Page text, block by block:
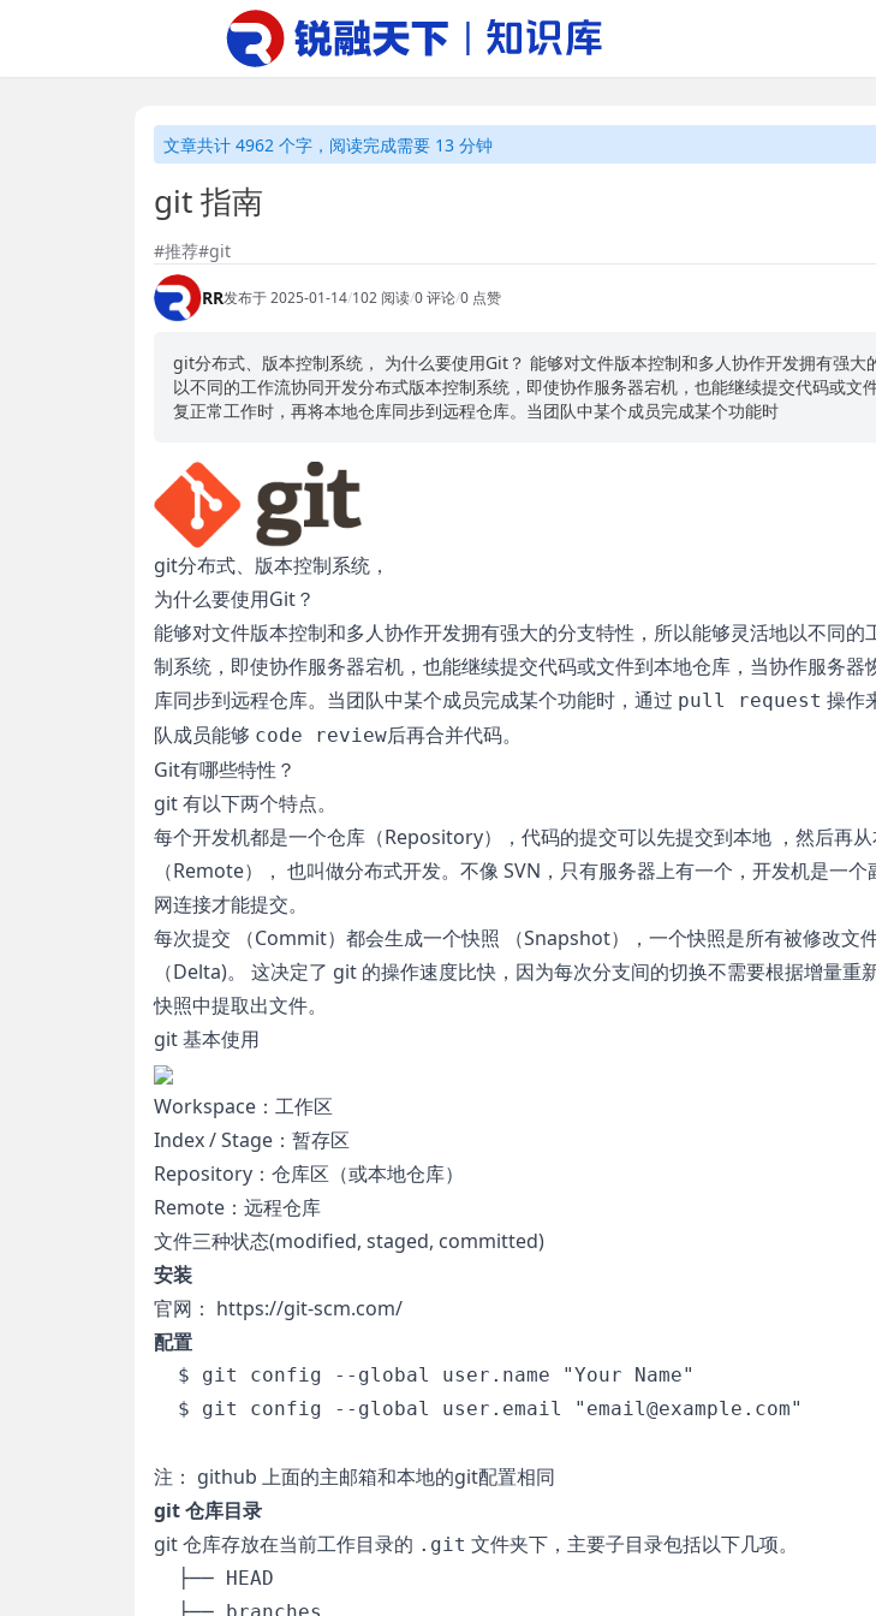
文章共计 4962 个字，阅读完成需要 13 分钟
git 指南
#推荐#git
RR发布于 2025-01-14/102 阅读/0 评论/0 点赞
git分布式、版本控制系统， 为什么要使用Git？ 能够对文件版本控制和多人协作开发拥有强大
以不同的工作流协同开发分布式版本控制系统，即使协作服务器宕机，也能继续提交代码或文
复正常工作时，再将本地仓库同步到远程仓库。当团队中某个成员完成某个功能时
git分布式、版本控制系统，
为什么要使用Git？
能够对文件版本控制和多人协作开发拥有强大的分支特性，所以能够灵活地以不同的
制系统，即使协作服务器宕机，也能继续提交代码或文件到本地仓库，当协作服务器
库同步到远程仓库。当团队中某个成员完成某个功能时，通过 pull request 操作
队成员能够 code review后再合并代码。
Git有哪些特性？
git 有以下两个特点。
每个开发机都是一个仓库（Repository），代码的提交可以先提交到本地 ，然后再
（Remote）， 也叫做分布式开发。不像 SVN，只有服务器上有一个，开发机是一
网连接才能提交。
每次提交 （Commit）都会生成一个快照 （Snapshot），一个快照是所有被修改文
（Delta)。 这决定了 git 的操作速度比快，因为每次分支间的切换不需要根据增量重
快照中提取出文件。
git 基本使用
Workspace：工作区
Index / Stage：暂存区
Repository：仓库区（或本地仓库）
Remote：远程仓库
文件三种状态(modified, staged, committed)
安装
官网： https://git-scm.com/
配置
  $ git config --global user.name "Your Name"
  $ git config --global user.email "email@example.com"
注： github 上面的主邮箱和本地的git配置相同
git 仓库目录
git 仓库存放在当前工作目录的 .git 文件夹下，主要子目录包括以下几项。
  ├── HEAD